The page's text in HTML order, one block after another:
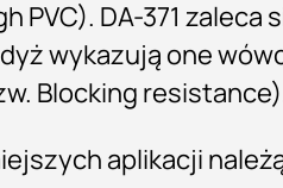
PVC). DA-371 zaleca
wykazują one
Blocking
aplikacji